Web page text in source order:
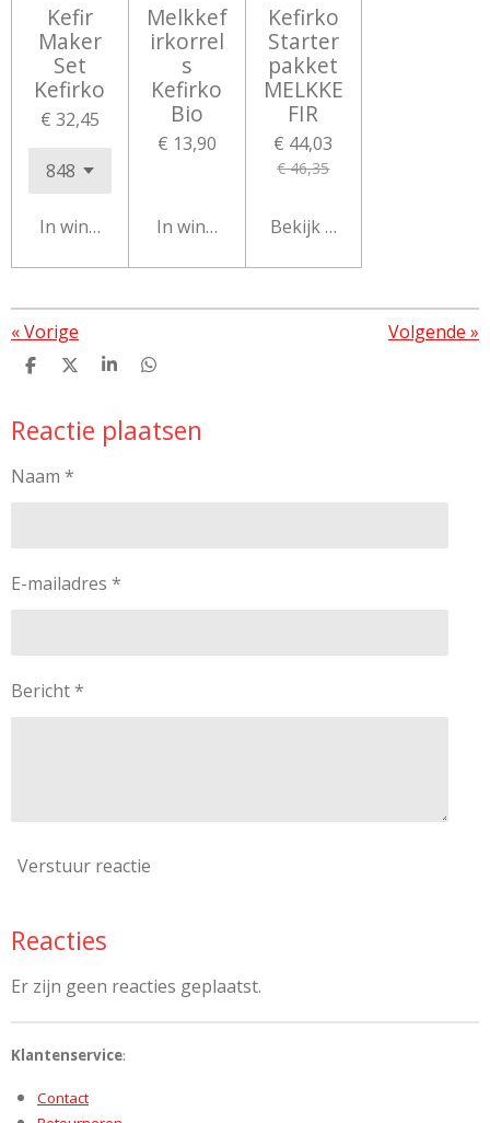
Kefir
Maker
Set
Kefirko
€ 32,45
In winkelwagen
Melkkef
irkorrel
s
Kefirko
Bio
€ 13,90
In winkelwagen
Kefirko
Starter
pakket
MELKKE
FIR
€ 44,03
€ 46,35
Bekijk details
«Vorige Volgende »
D
e
n
D
l
S
r
e
D
e
n
Reactie plaatsen
Naam *
E-mailadres *
Bericht *
Verstuur reactie
Reacties
Er zijn geen reacties geplaatst.
Klantenservice:
Contact